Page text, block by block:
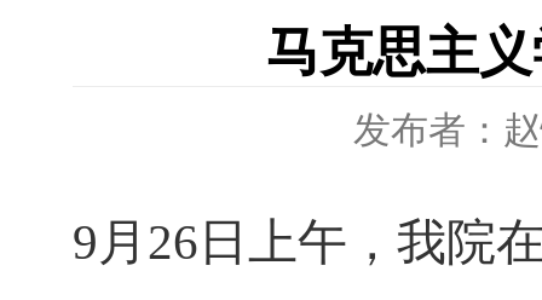
马克思主
发布者：
9 月 26 日上午，我院